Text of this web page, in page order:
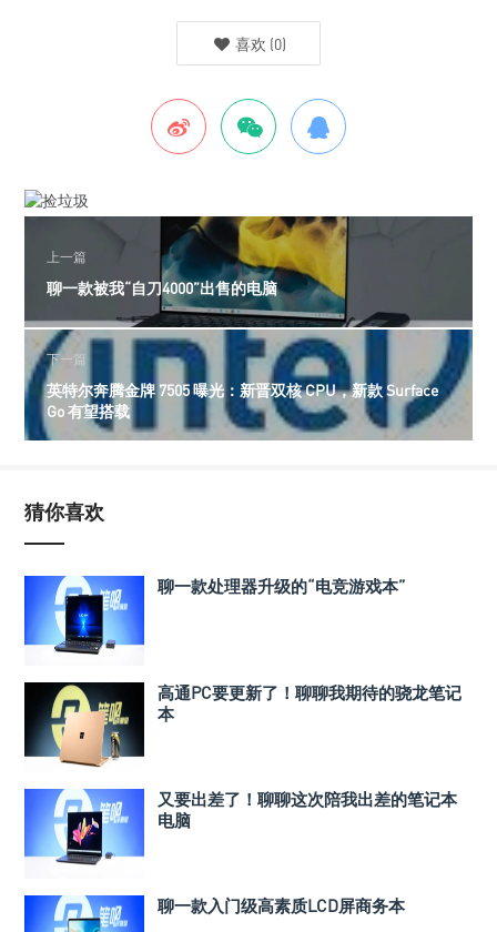
喜欢 (0)
上一篇
聊一款被我“自刀4000”出售的电脑
下一篇
英特尔奔腾金牌 7505 曝光：新晋双核 CPU，新款 Surface
Go 有望搭载
猜你喜欢
聊一款处理器升级的“电竞游戏本”
高通PC要更新了！聊聊我期待的骁龙笔记
本
又要出差了！聊聊这次陪我出差的笔记本
电脑
聊一款入门级高素质LCD屏商务本